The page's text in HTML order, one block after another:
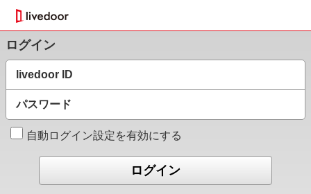
ログイン
livedoor ID
パスワード
自動ログイン設定を有効にする